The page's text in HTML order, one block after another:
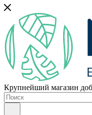
Крупнейший магазин